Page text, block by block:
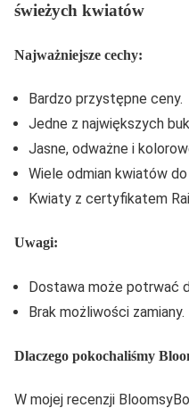
świeżych kwiatów
Najważniejsze cechy:
Bardzo przystępne ceny.
Jedne z największych
Jasne, odważne i
Wiele odmian kwiatów
Kwiaty z certyfikatem
Uwagi:
Dostawa może potrwać
Brak możliwości zamiany.
Dlaczego pokochaliśmy
W mojej recenzji